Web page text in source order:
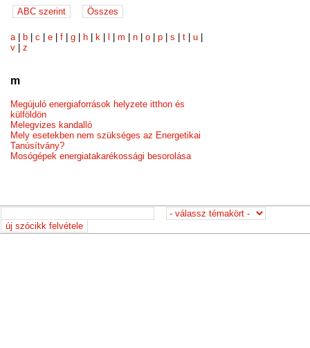
a| b |c |e |f |g h k |m |n |o |p |s |t |u
v |z
m
Megújuló energiaforrások helyzete itthon és
külföldön
Melegvizes kandalló
Mely esetekben nem szükséges az Energetikai
Tanúsítvány?
Mosógépek energiatakarékossági besorolása